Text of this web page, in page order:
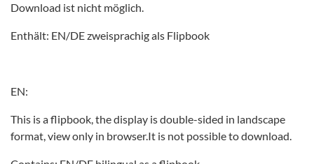
Download ist nicht möglich.
Enthält: EN/DE zweisprachig als Flipbook
EN:
This is a flipbook, the display is double-sided in landscape
format, view only in browser.It is not possible to download.